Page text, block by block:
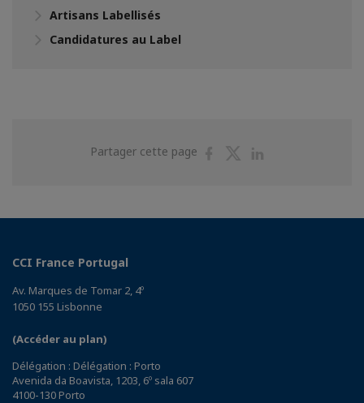
Artisans Labellisés
Candidatures au Label
Partager cette page
PartagerPartager
CCI France Portugal
Av. Marques de Tomar 2, 4º
1050 155 Lisbonne
(Accéder au plan)
Délégation : Délégation : Porto
Avenida da Boavista, 1203, 6º sala 607
4100-130 Porto